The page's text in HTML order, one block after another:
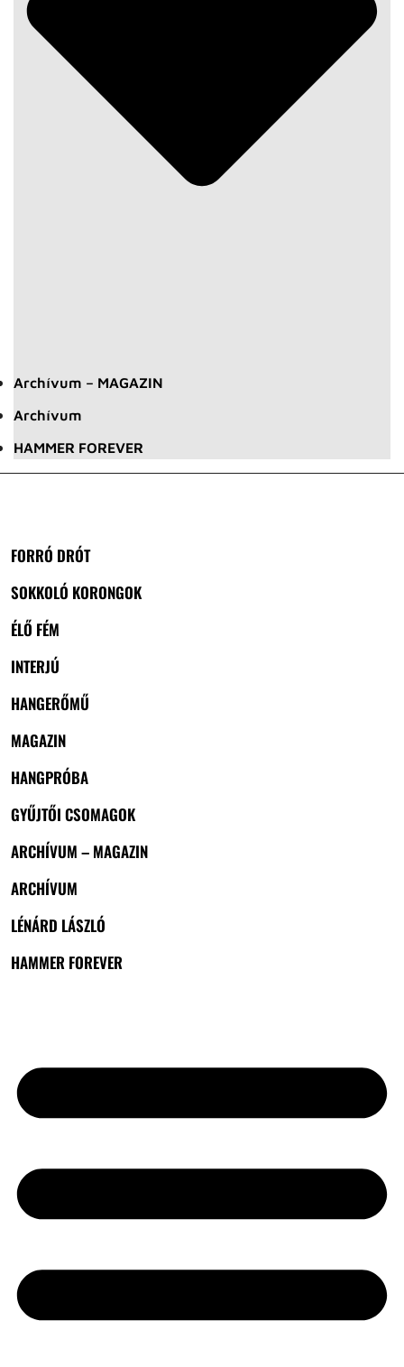
Archívum – MAGAZIN
Archívum
HAMMER FOREVER
FORRÓ DRÓT
SOKKOLÓ KORONGOK
ÉLŐ FÉM
INTERJÚ
HANGERŐMŰ
MAGAZIN
HANGPRÓBA
GYŰJTŐI CSOMAGOK
ARCHÍVUM – MAGAZIN
ARCHÍVUM
LÉNÁRD LÁSZLÓ
HAMMER FOREVER